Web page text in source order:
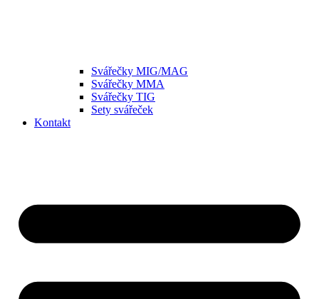
Svářečky MIG/MAG
Svářečky MMA
Svářečky TIG
Sety svářeček
Kontakt